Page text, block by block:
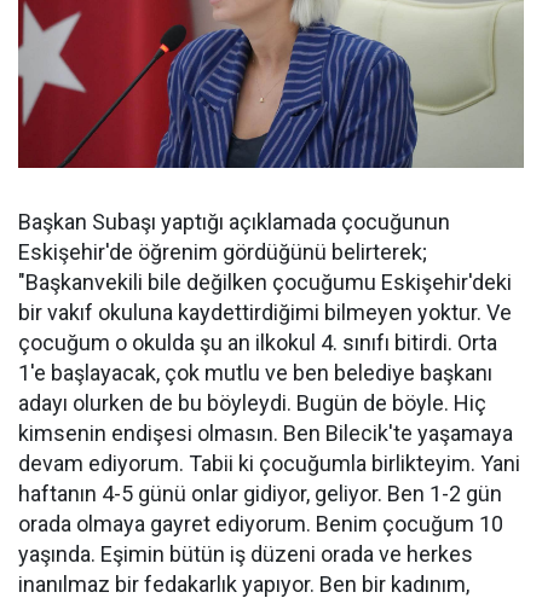
Başkan Subaşı yaptığı açıklamada çocuğunun
Eskişehir'de öğrenim gördüğünü belirterek;
"Başkanvekili bile değilken çocuğumu Eskişehir'deki
bir vakıf okuluna kaydettirdiğimi bilmeyen yoktur. Ve
çocuğum o okulda şu an ilkokul 4. sınıfı bitirdi. Orta
1'e başlayacak, çok mutlu ve ben belediye başkanı
adayı olurken de bu böyleydi. Bugün de böyle. Hiç
kimsenin endişesi olmasın. Ben Bilecik'te yaşamaya
devam ediyorum. Tabii ki çocuğumla birlikteyim. Yani
haftanın 4-5 günü onlar gidiyor, geliyor. Ben 1-2 gün
orada olmaya gayret ediyorum. Benim çocuğum 10
yaşında. Eşimin bütün iş düzeni orada ve herkes
inanılmaz bir fedakarlık yapıyor. Ben bir kadınım,